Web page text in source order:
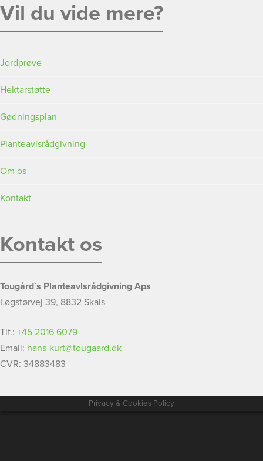
Vil du vide mere?
Jordprøve
Hektarstøtte
Gødningsplan
Planteavlsrådgivning
Om os
Kontakt
Kontakt os
Tougård`s Planteavlsrådgivning Aps
Løgstørvej 39, 8832 Skals
Tlf.: +45 2016 6079
Email: hans-kurt@tougaard.dk
CVR: 34883483
Privacy & Cookies Policy